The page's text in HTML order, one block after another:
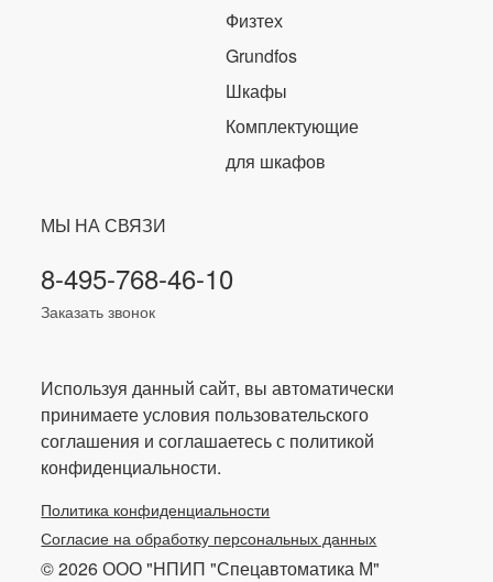
Физтех
Grundfos
Шкафы
Комплектующие
для шкафов
МЫ НА СВЯЗИ
8-495-768-46-10
Заказать звонок
Используя данный сайт, вы автоматически
принимаете условия пользовательского
соглашения и соглашаетесь с политикой
конфиденциальности.
Политика конфиденциальности
Согласие на обработку персональных данных
© 2026 ООО "НПИП "Спецавтоматика М"